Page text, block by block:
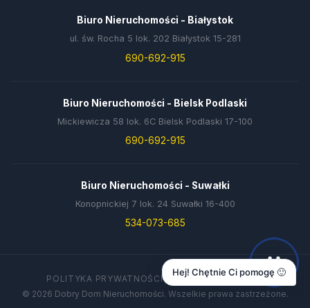
Biuro Nieruchomości - Białystok
ul. św. Rocha 5 lok. 202 Białystok 15-281
690-692-915
Biuro Nieruchomości - Bielsk Podlaski
Mickiewicza 58 lok. 6C Bielsk Podlaski 17-100
690-692-915
Biuro Nieruchomości - Suwałki
Konopnickiej 7 lok. 24 Suwałki 16-400
534-073-685
POLITYKA PRYWATNOŚCIDANE FIRMYKONTAKT
© 2026 Dobry Dom Nieruchomości. Wszelkie prawa zastrzeżone.
Hej! Chętnie Ci pomogę 🙂